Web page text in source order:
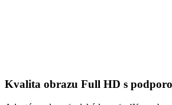
Kvalita obrazu Full HD s